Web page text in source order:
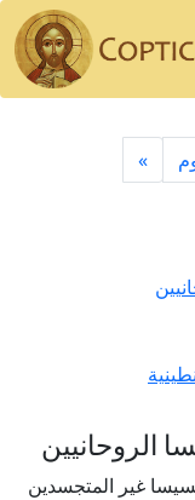
»
غير المتجسدين